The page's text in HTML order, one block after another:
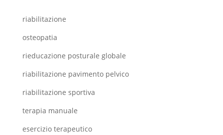
riabilitazione
osteopatia
rieducazione posturale globale
riabilitazione pavimento pelvico
riabilitazione sportiva
terapia manuale
esercizio terapeutico